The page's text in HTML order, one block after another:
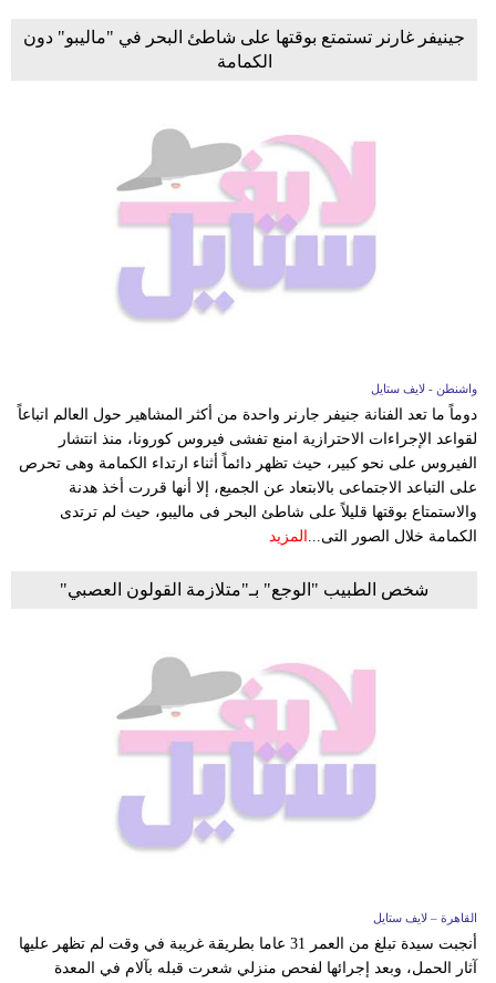
جينيفر غارنر تستمتع بوقتها على شاطئ البحر في "ماليبو" دون
الكمامة
واشنطن - لايف ستايل
دوماً ما تعد الفنانة جنيفر جارنر واحدة من أكثر المشاهير حول العالم اتباعاً
لقواعد الإجراءات الاحترازية امنع تفشى فيروس كورونا، منذ انتشار
الفيروس على نحو كبير، حيث تظهر دائماً أثناء ارتداء الكمامة وهى تحرص
على التباعد الاجتماعى بالابتعاد عن الجميع، إلا أنها قررت أخذ هدنة
والاستمتاع بوقتها قليلاً على شاطئ البحر فى ماليبو، حيث لم ترتدى
الكمامة خلال الصور التى... المزيد
شخص الطبيب "الوجع" بـ"متلازمة القولون العصبي"
القاهرة – لايف ستايل
أنجبت سيدة تبلغ من العمر 31 عاما بطريقة غريبة في وقت لم تظهر عليها
آثار الحمل، وبعد إجرائها لفحص منزلي شعرت قبله بآلام في المعدة